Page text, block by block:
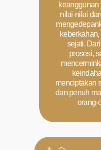
keanggunan
nilai-nilai
sejati.
prosesi,
menciptakan
dan penuh
orang-